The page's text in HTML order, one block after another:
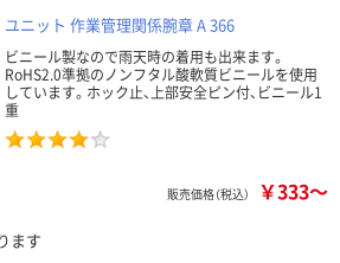
ユニット 作業管理関係腕章 A 366
ビニール製なので雨天時の着用も出来ます。
RoHS2.0準拠のノンフタル酸軟質ビニールを使用
しています。ホック止、上部安全ピン付、ビニール1
重
販売価格（税込） ￥333～
ます